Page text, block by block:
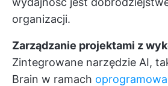
organizacji.
Zarządzanie projektami z
Zintegrowane narzędzie AI,
Brain w ramach